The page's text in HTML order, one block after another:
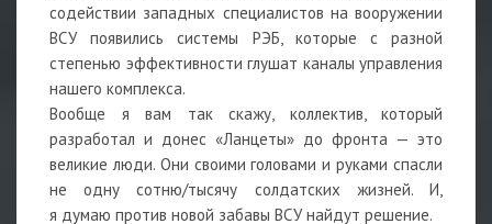
содействии западных специалистов на вооружении
ВСУ появились системы РЭБ, которые с разной
степенью эффективности глушат каналы управления
нашего комплекса.
Вообще я вам так скажу, коллектив, который
разработал и донес «Ланцеты» до фронта — это
великие люди. Они своими головами и руками спасли
не одну сотню/тысячу солдатских жизней. И,
я думаю против новой забавы ВСУ найдут решение.